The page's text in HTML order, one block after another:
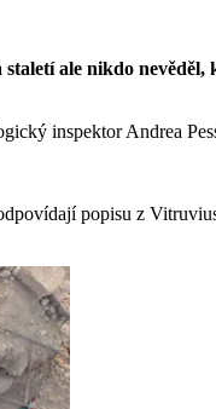
staletí ale nikdo nevěděl,
inspektor Andrea
popisu z